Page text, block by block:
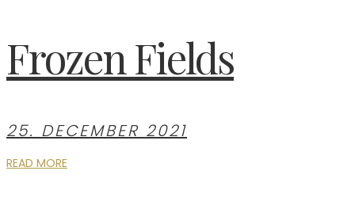
Frozen Fields
25. DECEMBER 2021
READ MORE